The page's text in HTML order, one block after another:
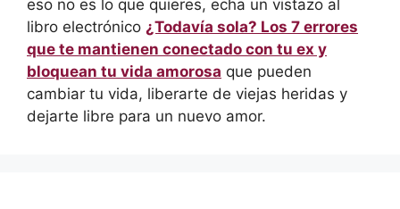
eso no es lo que quieres, echa un vistazo al
libro electrónico ¿Todavía sola? Los 7 errores
que te mantienen conectado con tu ex y
bloquean tu vida amorosa que pueden
cambiar tu vida, liberarte de viejas heridas y
dejarte libre para un nuevo amor.